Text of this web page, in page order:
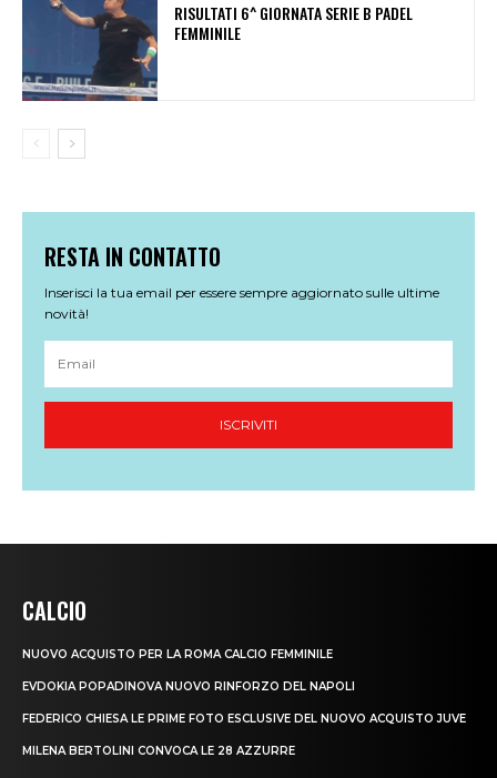
CALCIO
NUOVO ACQUISTO PER LA ROMA CALCIO FEMMINILE
EVDOKIA POPADINOVA NUOVO RINFORZO DEL NAPOLI
FEDERICO CHIESA LE PRIME FOTO ESCLUSIVE DEL NUOVO ACQUISTO JUVE
MILENA BERTOLINI CONVOCA LE 28 AZZURRE